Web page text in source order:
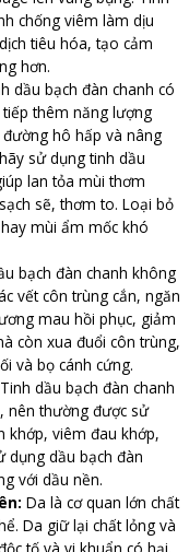
chống viêm làm dịu
tiêu hóa, tạo cảm
hơn.
dầu bạch đàn chanh có
thêm năng lượng
hô hấp và nâng
sử dụng tinh dầu
lan tỏa mùi thơm
sẽ, thơm to. Loại bỏ
mùi ẩm mốc khó
bạch đàn chanh không
vết côn trùng cắn, ngăn
mau hồi phục, giảm
còn xua đuổi côn trùng,
và bọ cánh cứng.
Tinh dầu bạch đàn chanh
nên thường được sử
khớp, viêm đau khớp,
dụng dầu bạch đàn
với dầu nền.
Da là cơ quan lớn chất
Da giữ lại chất lỏng và